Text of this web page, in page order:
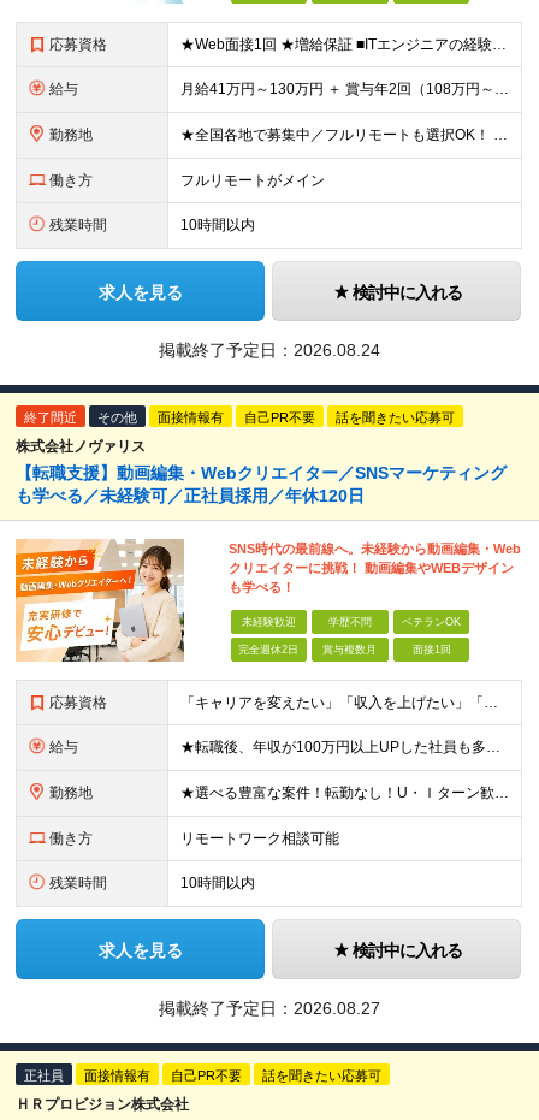
応募資格 ★Web面接1回 ★増給保証 ■ITエンジニアの経験をお持ちの方（1年以上）※言語や担当フェーズは不問 ■学歴不問 ※ブランクのある方も歓迎！転職回数も問いません 【全国で活躍するエンジニアの定着
給与 月給41万円～130万円 ＋ 賞与年2回（108万円～） ＋ 高還元（単価の80％～92％） ※残業代は1分単位で100％全額支給。サービス残業などは一切ありません。 ※試用期間6ヵ月（試用期間中の待
勤務地 ★全国各地で募集中／フルリモートも選択OK！ ご自宅から通いやすい「全国のプロジェクト先」または「フルリモート・リモート」での勤務となります。 ※リモート実施率：96％ ※フルリモート勤務：多数実績
働き方 フルリモートがメイン
残業時間 10時間以内
求人を見る 検討中に入れる
掲載終了予定日： 2026.08.24
終了間近 その他 面接情報有 自己PR不要 話を聞きたい応募可
株式会社ノヴァリス
【転職支援】動画編集・Webクリエイター／SNSマーケティング
も学べる／未経験可／正社員採用／年休120日
SNS時代の最前線へ。未経験から動画編集・Web
クリエイターに挑戦！ 動画編集やWEBデザイン
も学べる！
未経験歓迎 学歴不問 ベテランOK
完全週休2日 賞与複数月 面接1回
応募資格 「キャリアを変えたい」「収入を上げたい」「将来に強いスキルを身につけたい」方歓迎！ ・未経験歓迎 ・学歴不問 ・第二新卒歓迎 ＼経験やスキルではなく、“これから”を重視します／ 「今のままでいい
給与 ★転職後、年収が100万円以上UPした社員も多数！ 月給25.9万円以上＋諸手当＋賞与年2回＋インセンティブ 【固定残業代について】 なし（残業代は、実際の労働時間に応じて別途全額支給）
勤務地 ★選べる豊富な案件！転勤なし！U・Ｉターン歓迎！ 東京、神奈川、埼玉、千葉、愛知、大阪、兵庫、京都、広島、福岡をはじめとする全国各地のプロジェクト先。 プライム上場、グロース上場企業の大手～ベンチ
働き方 リモートワーク相談可能
残業時間 10時間以内
求人を見る 検討中に入れる
掲載終了予定日： 2026.08.27
正社員 面接情報有 自己PR不要 話を聞きたい応募可
ＨＲプロビジョン株式会社